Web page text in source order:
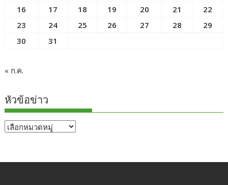
16
17 18 19 20 21
22
23
24 25 26 27 28
29
30
31
« ก.ค.
หัวข้อข่าว
หัวข้อ